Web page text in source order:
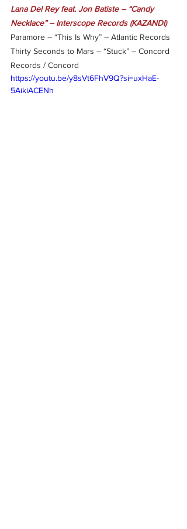
Lana Del Rey feat. Jon Batiste – “Candy
Necklace” – Interscope Records (KAZANDI)
Paramore – “This Is Why” – Atlantic Records
Thirty Seconds to Mars – “Stuck” – Concord
Records / Concord
https://youtu.be/y8sVt6FhV9Q?si=uxHaE-
5AikiACENh